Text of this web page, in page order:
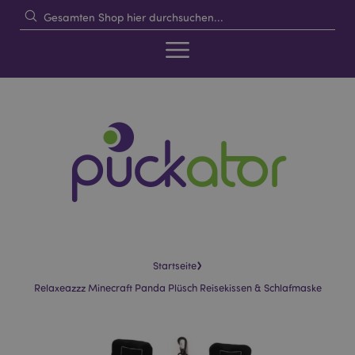
Startseite›
Relaxeazzz Minecraft Panda Plüsch Reisekissen & Schlafmaske